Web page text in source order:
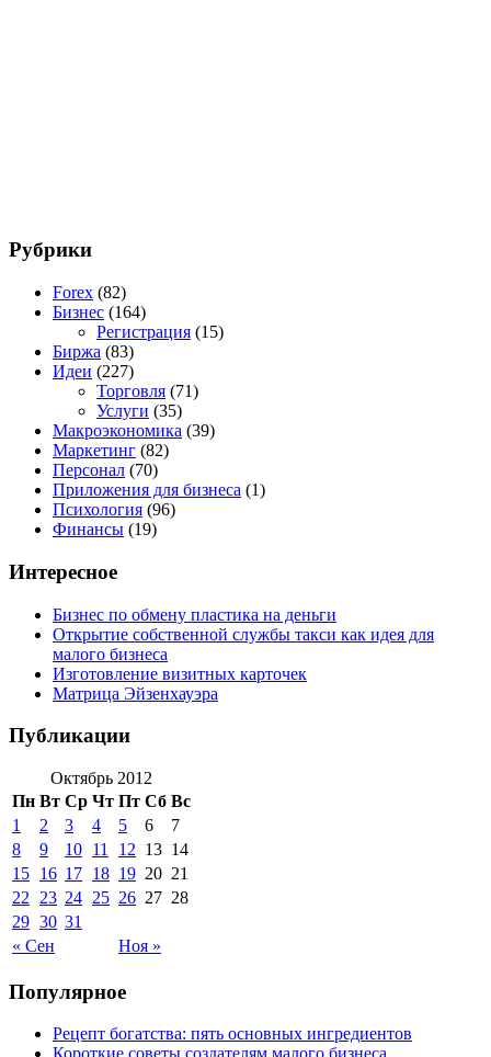
Рубрики
Forex (82)
Бизнес (164)
Регистрация (15)
Биржа (83)
Идеи (227)
Торговля (71)
Услуги (35)
Макроэкономика (39)
Маркетинг (82)
Персонал (70)
Приложения для бизнеса (1)
Психология (96)
Финансы (19)
Интересное
Бизнес по обмену пластика на деньги
Открытие собственной службы такси как идея для
малого бизнеса
Изготовление визитных карточек
Матрица Эйзенхауэра
Публикации
Октябрь 2012
Пн Вт Ср Чт Пт Сб Вс
« Сен Ноя »
1 2 3 4 5 6
7
8
9 10 11 12 13 14
15 16 17 18 19 20 21
22
23 24 25 26 27 28
29 30 31
Популярное
Рецепт богатства: пять основных ингредиентов